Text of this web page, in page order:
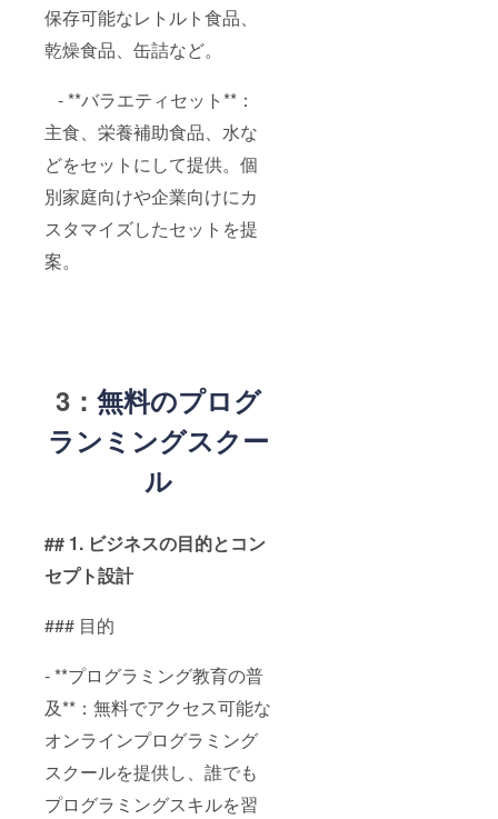
保存可能なレトルト食品、
乾燥食品、缶詰など。
- **バラエティセット**：
主食、栄養補助食品、水な
どをセットにして提供。個
別家庭向けや企業向けにカ
スタマイズしたセットを提
案。
3： 無料のプログ
ランミングスクー
ル
## 1. ビジネスの目的とコン
セプト設計
### 目的
- **プログラミング教育の普
及**：無料でアクセス可能な
オンラインプログラミング
スクールを提供し、誰でも
プログラミングスキルを習